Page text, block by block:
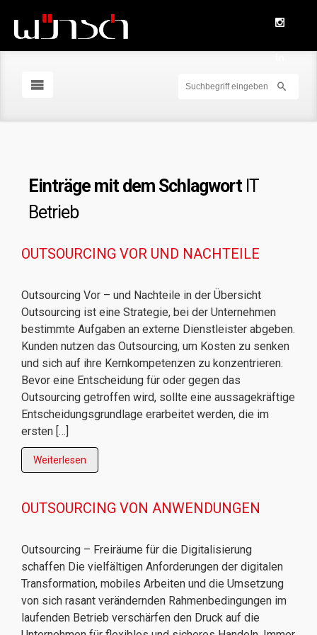
Einträge mit dem Schlagwort IT
Betrieb
OUTSOURCING VOR UND NACHTEILE
Outsourcing Vor – und Nachteile in der Übersicht
Outsourcing ist eine Strategie, bei der Unternehmen
bestimmte Aufgaben an externe Dienstleister abgeben.
Kunden nutzen das Outsourcing, um Kosten zu senken
und sich auf ihre Kernkompetenzen zu konzentrieren.
Bevor eine Entscheidung für oder gegen das
Outsourcing getroffen wird, sollte eine aussagekräftige
Entscheidungsgrundlage erarbeitet werden, die im
ersten […]
Weiterlesen
OUTSOURCING VON ANWENDUNGEN
Outsourcing – Freiräume für die Digitalisierung
schaffen Die vielfältigen Anforderungen der digitalen
Transformation, mobiles Arbeiten und die Umsetzung
von sich rasant verändernden Rahmenbedingungen im
laufenden Betrieb verschärfen den Druck auf die